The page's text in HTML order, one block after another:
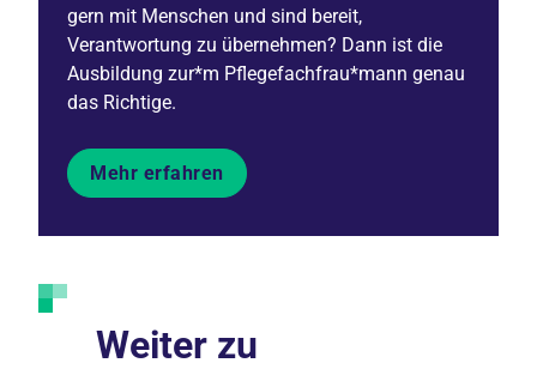
gern mit Menschen und sind bereit,
Verantwortung zu übernehmen? Dann ist die
Ausbildung zur*m Pflegefachfrau*mann genau
das Richtige.
Mehr erfahren
Weiter zu